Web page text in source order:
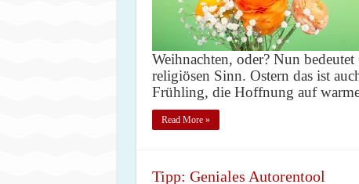
Weihnachten, oder? Nun
religiösen Sinn. Ostern das ist
Frühling, die Hoffnung auf
Read More »
Tipp: Geniales Autorentool